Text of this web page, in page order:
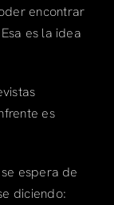
encontrar
es la idea
es
espera de
diciendo: